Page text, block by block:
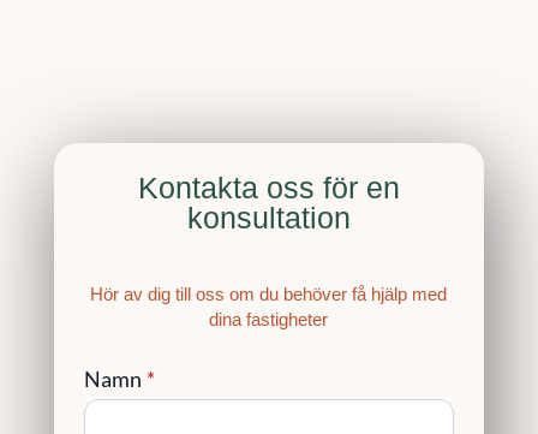
Kontakta oss för en
konsultation
Hör av dig till oss om du behöver få hjälp med
dina fastigheter
Namn *